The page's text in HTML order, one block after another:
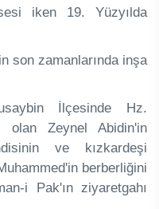
iken 19. Yüzyılda
son zamanlarında inşa
İlçesinde Hz.
olan Zeynel Abidin'in
ve kızkardeşi
berberliğini
i Pak'ın ziyaretgahı